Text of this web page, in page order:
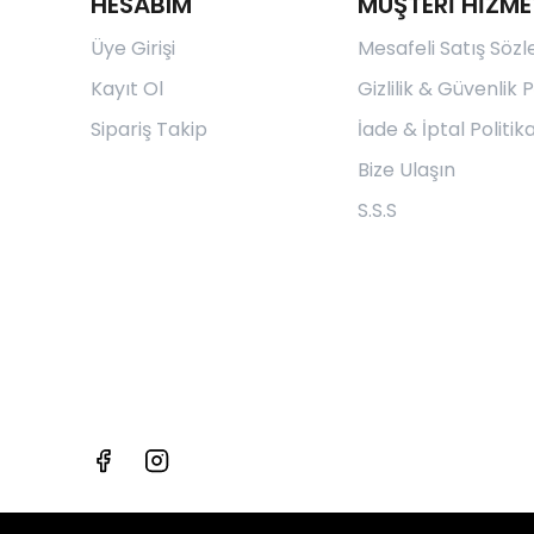
Üye Girişi
Kayıt Ol
Sipariş Takip
Mesafeli Satış
Gizlilik & Güvenlik
İade & İptal
Bize Ulaşın
S.S.S